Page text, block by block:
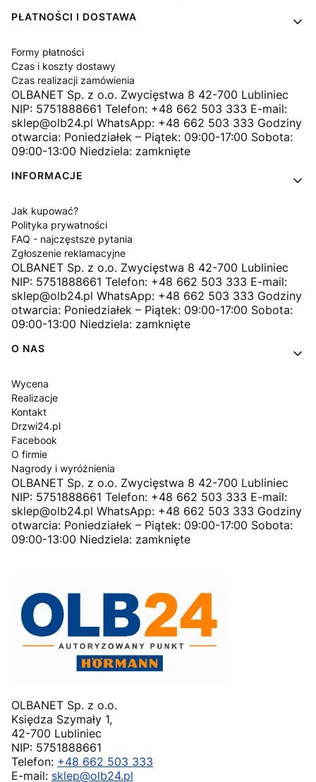
PŁATNOŚCI I DOSTAWA
Formy płatności
Czas i koszty dostawy
Czas realizacji zamówienia
OLBANET Sp. z o.o. Zwycięstwa 8 42-700 Lubliniec
NIP: 5751888661 Telefon: +48 662 503 333 E-mail:
sklep@olb24.pl WhatsApp: +48 662 503 333 Godziny
otwarcia: Poniedziałek – Piątek: 09:00-17:00 Sobota:
09:00-13:00 Niedziela: zamknięte
INFORMACJE
Jak kupować?
Polityka prywatności
FAQ - najczęstsze pytania
Zgłoszenie reklamacyjne
OLBANET Sp. z o.o. Zwycięstwa 8 42-700 Lubliniec
NIP: 5751888661 Telefon: +48 662 503 333 E-mail:
sklep@olb24.pl WhatsApp: +48 662 503 333 Godziny
otwarcia: Poniedziałek – Piątek: 09:00-17:00 Sobota:
09:00-13:00 Niedziela: zamknięte
O NAS
Wycena
Realizacje
Kontakt
Drzwi24.pl
Facebook
O firmie
Nagrody i wyróżnienia
OLBANET Sp. z o.o. Zwycięstwa 8 42-700 Lubliniec
NIP: 5751888661 Telefon: +48 662 503 333 E-mail:
sklep@olb24.pl WhatsApp: +48 662 503 333 Godziny
otwarcia: Poniedziałek – Piątek: 09:00-17:00 Sobota:
09:00-13:00 Niedziela: zamknięte
OLBANET Sp. z o.o.
Księdza Szymały 1,
42-700 Lubliniec
NIP: 5751888661
Telefon: +48 662 503 333
E-mail: sklep@olb24.pl